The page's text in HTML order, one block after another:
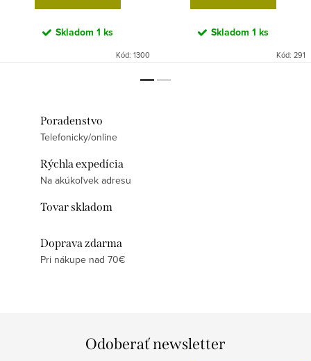
Skladom 1 ks
Kód: 1300
Skladom 1 ks
Kód: 291
Poradenstvo
Telefonicky/online
Rýchla expedícia
Na akúkoľvek adresu
Tovar skladom
Doprava zdarma
Pri nákupe nad 70€
Odoberať newsletter